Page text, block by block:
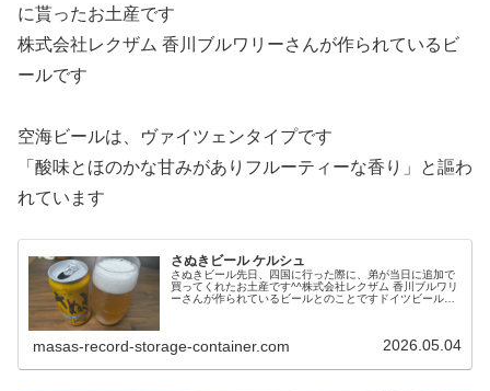
に貰ったお土産です
株式会社レクザム 香川ブルワリーさんが作られているビ
ールです
空海ビールは、ヴァイツェンタイプです
「酸味とほのかな甘みがありフルーティーな香り」と謳わ
れています
さぬきビール ケルシュ
さぬきビール先日、四国に行った際に、弟が当日に追加で
買ってくれたお土産です^^株式会社レクザム 香川ブルワリ
ーさんが作られているビールとのことですドイツビールを
masas-record-storage-container.com 2026.05.04